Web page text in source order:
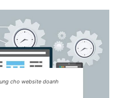
cho website doanh